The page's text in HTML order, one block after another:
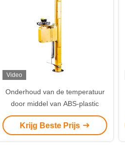
Video
Onderhoud van de temperatuur
door middel van ABS-plastic
Krijg Beste Prijs